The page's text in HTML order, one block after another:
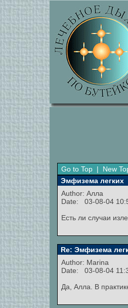
Go to Top | New
Эмфизема легких
Author: Алла
Date: 03-08-04
Есть ли случаи
Re: Эмфизема
Author: Marina
Date: 03-08-04
Да, Алла. В